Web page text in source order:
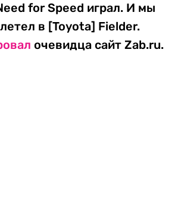
for Speed играл. И мы
в [Toyota] Fielder.
очевидца сайт Zab.ru.